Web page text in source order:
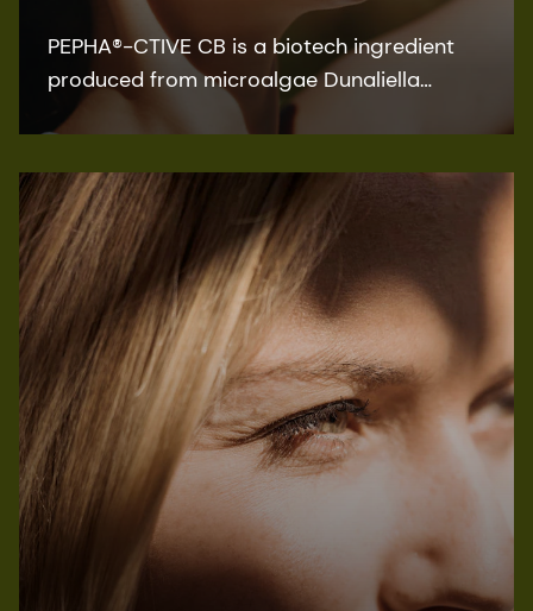
PEPHA®-CTIVE CB is a biotech ingredient
produced from microalgae Dunaliella
salina. Thanks to its composition rich in
PEPHA®-CTIVE CB protects and stimulates
mitochondria by increasing ATP levels.